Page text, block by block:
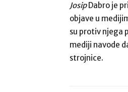
JosipDabro je
objave u
su protiv njega
mediji navode
strojnice.